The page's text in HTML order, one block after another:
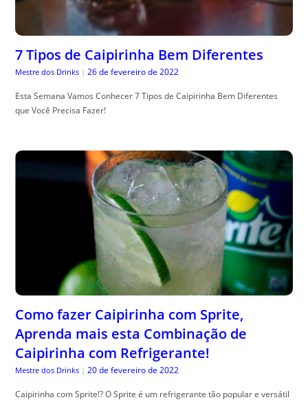
7 Tipos de Caipirinha Bem Diferentes
Mestre dos Drinks | 26 de fevereiro de 2022
Esta Semana Vamos Conhecer 7 Tipos de Caipirinha Bem Diferentes
que Você Precisa Fazer!
Como fazer Caipirinha com Sprite,
Aprenda mais esta Combinação de
Caipirinha com Refrigerante!
Mestre dos Drinks | 20 de fevereiro de 2022
Caipirinha com Sprite!? O Sprite é um refrigerante tão popular e versátil